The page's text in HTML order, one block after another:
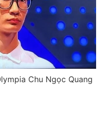
Chu Ngọc Quang